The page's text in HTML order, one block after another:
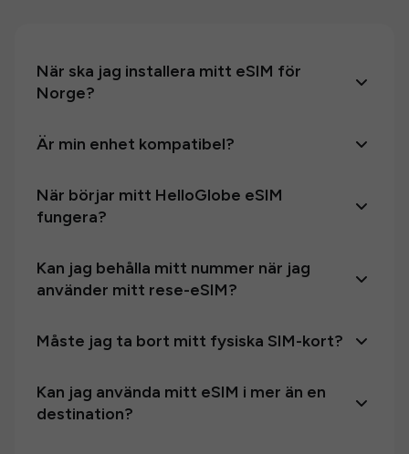
När ska jag installera mitt eSIM för
Norge?
Är min enhet kompatibel?
När börjar mitt HelloGlobe eSIM
fungera?
Kan jag behålla mitt nummer när jag
använder mitt rese-eSIM?
Måste jag ta bort mitt fysiska SIM-kort?
Kan jag använda mitt eSIM i mer än en
destination?